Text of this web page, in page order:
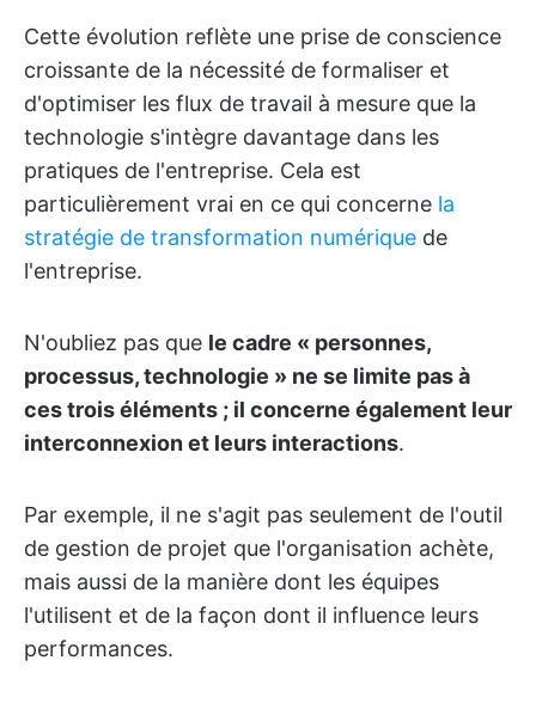
Cette évolution reflète une prise de conscience
croissante de la nécessité de formaliser et
d'optimiser les flux de travail à mesure que la
technologie s'intègre davantage dans les
pratiques de l'entreprise. Cela est
particulièrement vrai en ce qui concerne la
stratégie de transformation numérique de
l'entreprise.
N'oubliez pas que le cadre « personnes,
processus, technologie » ne se limite pas à
ces trois éléments ; il concerne également leur
interconnexion et leurs interactions.
Par exemple, il ne s'agit pas seulement de l'outil
de gestion de projet que l'organisation achète,
mais aussi de la manière dont les équipes
l'utilisent et de la façon dont il influence leurs
performances.